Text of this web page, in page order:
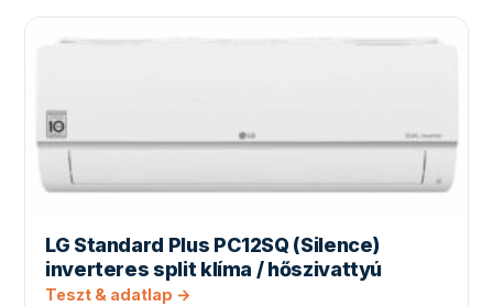
LG Standard Plus PC12SQ (Silence)
inverteres split klíma / hőszivattyú
Teszt & adatlap →